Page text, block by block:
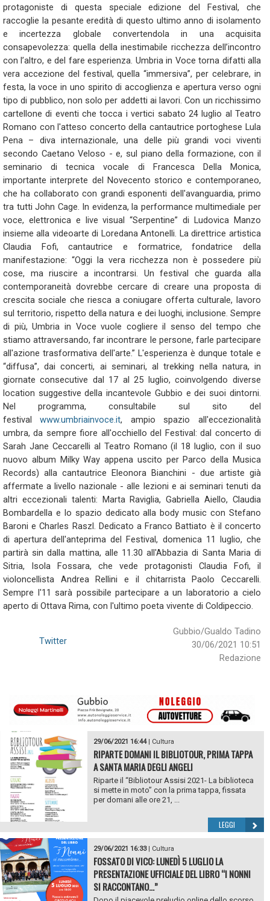
protagoniste di questa speciale edizione del Festival, che
raccoglie la pesante eredità di questo ultimo anno di isolamento
e incertezza globale convertendola in una acquisita
consapevolezza: quella della inestimabile ricchezza dell’incontro
con l’altro, e del fare esperienza. Umbria in Voce torna difatti alla
vera accezione del festival, quella “immersiva”, per celebrare, in
festa, la voce in uno spirito di accoglienza e apertura verso ogni
tipo di pubblico, non solo per addetti ai lavori. Con un ricchissimo
cartellone di eventi che tocca i vertici sabato 24 luglio al Teatro
Romano con l'atteso concerto della cantautrice portoghese Lula
Pena – diva internazionale, una delle più grandi voci viventi
secondo Caetano Veloso - e, sul piano della formazione, con il
seminario di tecnica vocale di Francesca Della Monica,
importante interprete del Novecento storico e contemporaneo,
che ha collaborato con grandi esponenti dell'avanguardia, primo
tra tutti John Cage. In evidenza, la performance multimediale per
voce, elettronica e live visual “Serpentine” di Ludovica Manzo
insieme alla videoarte di Loredana Antonelli. La direttrice artistica
Claudia Fofi, cantautrice e formatrice, fondatrice della
manifestazione: “Oggi la vera ricchezza non è possedere più
cose, ma riuscire a incontrarsi. Un festival che guarda alla
contemporaneità dovrebbe cercare di creare una proposta di
crescita sociale che riesca a coniugare offerta culturale, lavoro
sul territorio, rispetto della natura e dei luoghi, inclusione. Sempre
di più, Umbria in Voce vuole cogliere il senso del tempo che
stiamo attraversando, far incontrare le persone, farle partecipare
all'azione trasformativa dell'arte.” L'esperienza è dunque totale e
“diffusa”, dai concerti, ai seminari, al trekking nella natura, in
giornate consecutive dal 17 al 25 luglio, coinvolgendo diverse
location suggestive della incantevole Gubbio e dei suoi dintorni.
Nel programma, consultabile sul sito del
festivalwww.umbriainvoce.it, ampio spazio all'eccezionalità
umbra, da sempre fiore all'occhiello del Festival: dal concerto di
Sarah Jane Ceccarelli al Teatro Romano (il 18 luglio, con il suo
nuovo album Milky Way appena uscito per Parco della Musica
Records) alla cantautrice Eleonora Bianchini - due artiste già
affermate a livello nazionale - alle lezioni e ai seminari tenuti da
altri eccezionali talenti: Marta Raviglia, Gabriella Aiello, Claudia
Bombardella e lo spazio dedicato alla body music con Stefano
Baroni e Charles Raszl. Dedicato a Franco Battiato è il concerto
di apertura dell'anteprima del Festival, domenica 11 luglio, che
partirà sin dalla mattina, alle 11.30 all'Abbazia di Santa Maria di
Sitria, Isola Fossara, che vede protagonisti Claudia Fofi, il
violoncellista Andrea Rellini e il chitarrista Paolo Ceccarelli.
Sempre l'11 sarà possibile partecipare a un laboratorio a cielo
aperto di Ottava Rima, con l'ultimo poeta vivente di Coldipeccio.
Gubbio/Gualdo Tadino
30/06/2021 10:51
Redazione
Twitter
29/06/2021 16:44| Cultura
RIPARTE DOMANI IL BIBLIOTOUR, PRIMA TAPPA
A SANTA MARIA DEGLI ANGELI
Riparte il “Bibliotour Assisi 2021- La biblioteca
si mette in moto” con la prima tappa, fissata
per domani alle ore 21, ...
LEGGI
29/06/2021 16:33| Cultura
FOSSATO DI VICO: LUNEDÌ 5 LUGLIO LA
PRESENTAZIONE UFFICIALE DEL LIBRO “I NONNI
SI RACCONTANO…”